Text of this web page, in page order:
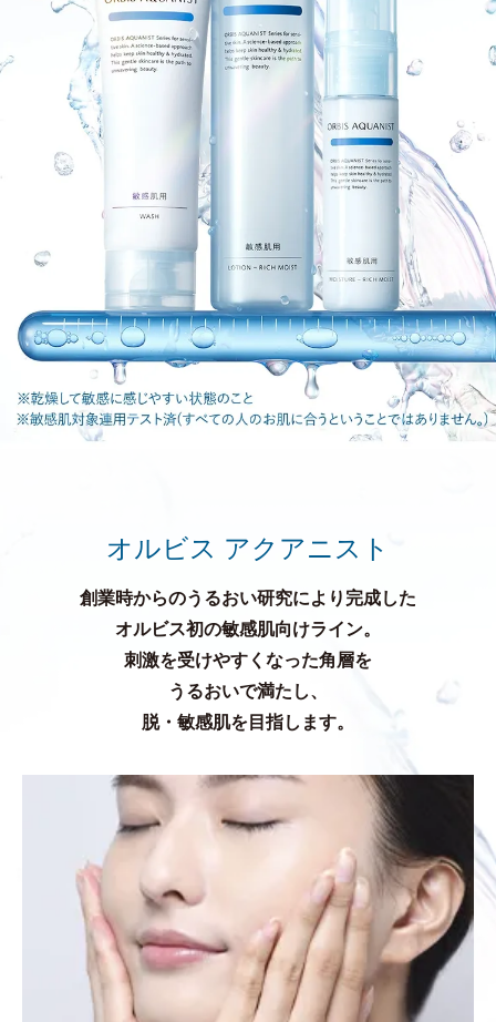
オルビス アクアニスト
創業時からのうるおい研究により完成した
オルビス初の敏感肌向けライン。
刺激を受けやすくなった角層を
うるおいで満たし、
脱・敏感肌を目指します。